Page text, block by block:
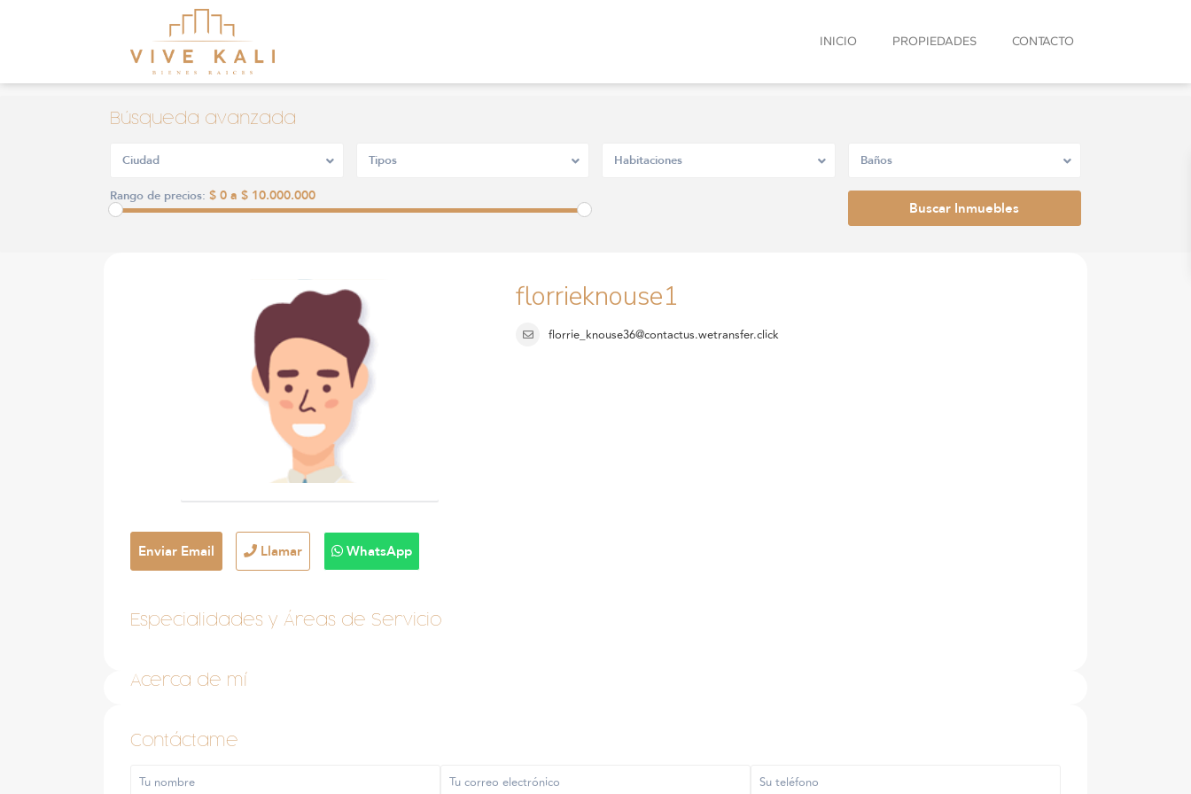
INICIO PROPIEDADES CONTACTO
Búsqueda avanzada
Ciudad Tipos Habitaciones Baños
Rango de precios: $ 0 a $ 10.000.000
florrieknouse1
florrie_knouse36@contactus.wetransfer.click
Enviar Email Llamar WhatsApp
Especialidades y Áreas de Servicio
Acerca de mí
Contáctame